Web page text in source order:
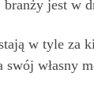
jest w
w tyle
własny